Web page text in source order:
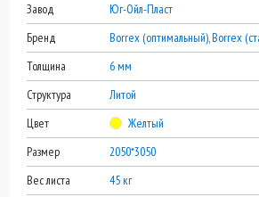
Завод
Юг-Ойл-Пласт
Бренд
Borrex (оптимальный), Borrex
Толщина
6 мм
Структура
Литой
Цвет
Желтый
Размер
2050*3050
Вес листа
45 кг